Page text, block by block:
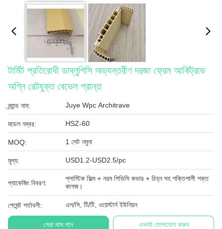
টার্মিট প্রতিরোধী ডাব্লুপিসি অভ্যন্তরীণ দরজা ফ্রেম আর্কিট্রাভ
অগ্নি রেটযুক্ত বেভেল প্রান্ত
ব্র্যান্ড নাম: Juye Wpc Architrave
মডেল নম্বর: HSZ-60
MOQ: 1 সেট নমুনা
মূল্য: USD1.2-USD2.5/pc
প্যাকেজিং বিবরণ:
প্লাস্টিক ফিল্ম + নরম পিভিসি কভার + চিহ্ন সহ শক্তিশালী শক্ত
কাগজ।
পেমেন্ট শর্তাবলী: এল/সি, টি/টি, ওয়েস্টার্ন ইউনিয়ন
সেরা দাম পান এখনই যোগাযোগ করুন